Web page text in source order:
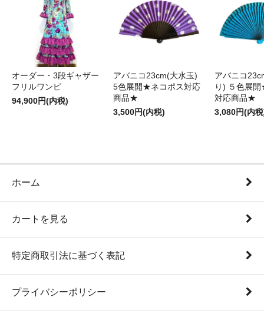
オーダー・3段ギャザー
フリルワンピ
94,900円(内税)
アバニコ23cm(大水玉)
5色展開★ネコポス対応
商品★
3,500円(内税)
アバニコ
り) ５色展
対応商品★
3,080円(内
ホーム
カートを見る
特定商取引法に基づく表記
プライバシーポリシー